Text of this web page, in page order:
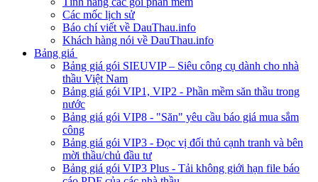
Các mốc lịch sử
Báo chí viết về DauThau.info
Khách hàng nói về DauThau.info
Bảng giá
Bảng giá gói SIEUVIP – Siêu công cụ dành cho nhà
thầu Việt Nam
Bảng giá gói VIP1, VIP2 - Phần mềm săn thầu trong
nước
Bảng giá gói VIP8 - "Săn" yêu cầu báo giá mua sắm
công
Bảng giá gói VIP3 - Đọc vị đối thủ cạnh tranh và bên
mời thầu/chủ đầu tư
Bảng giá gói VIP3 Plus - Tải không giới hạn file báo